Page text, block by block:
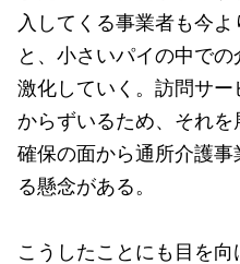
入してくる事業者も今
と、小さいパイの中で
激化していく。訪問サ
からずいるため、それ
確保の面から通所介護
る懸念がある。
こうしたことにも目を